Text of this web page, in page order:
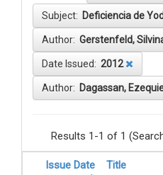
Subject: Deficiencia de
Author: Gerstenfeld,
Date Issued: 2012
Author: Dagassan,
Results 1-1 of 1
Issue Date Title